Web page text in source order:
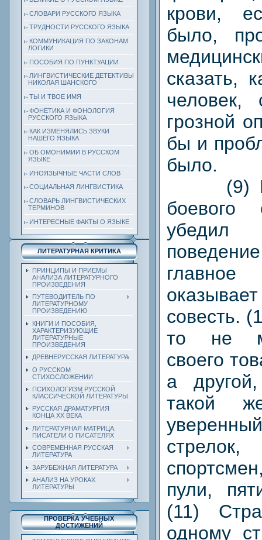
СЛОВАРИ РУССКОГО ЯЗЫКА
ТРУДНОСТИ РУССКОГО ЯЗЫКА
КОММУНИКАЦИЯ ПО ЗАКОНАМ
ЛОГИКИ
ПОСОБИЯ ПО ПУНКТУАЦИИ
ЛИНГВИСТИЧЕСКИЕ ДЕТЕКТИВЫ
НИКОЛАЯ ШАНСКОГО
ТЫ И ТВОЕ ИМЯ
ФОНЕТИКА И ФОНОЛОГИЯ
РУССКОГО ЯЗЫКА
КАК ИЗМЕНЯЛИСЬ ЗВУКИ
НАШЕГО ЯЗЫКА
ОБ ОМОНИМИИ В РУССКОМ
ЯЗЫКЕ
ИНОЯЗЫЧНЫЕ ЧАСТИ СЛОВ
СОЦИАЛЬНАЯ ЛИНГВИСТИКА
СЛОВАРЬ ЛИНГВИСТИЧЕСКИХ
ТЕРМИНОВ
ИНТЕРЕСНЫЕ ФАКТЫ О ЯЗЫКЕ
ЛИТЕРАТУРНАЯ КРИТИКА
ПРИНЦИПЫ И ПРИЕМЫ
АНАЛИЗА ЛИТЕРАТУРНОГО
ПРОИЗВЕДЕНИЯ
ПУТЕВОДИТЕЛЬ ПО
ЛИТЕРАТУРНОМУ
ПРОИЗВЕДЕНИЮ
КНИГИ И ПОСОБИЯ,
ХАРАКТЕРИЗУЮЩИЕ
ЛИТЕРАТУРНЫЕ
ПРОИЗВЕДЕНИЯ
ДРЕВНЕРУССКАЯ ЛИТЕРАТУРА
О РУССКОМ
СТИХОСЛОЖЕНИИ
ПСИХОЛОГИЗМ РУССКОЙ
КЛАССИЧЕСКОЙ ЛИТЕРАТУРЫ
РУССКАЯ ДРАМАТУРГИЯ
КОНЦА ХХ ВЕКА
ЛИТЕРАТУРНАЯ МАТРИЦА.
ПИСАТЕЛИ О ПИСАТЕЛЯХ
СОВРЕМЕННАЯ РУССКАЯ
ЛИТЕРАТУРА
ЗАРУБЕЖНАЯ ЛИТЕРАТУРА
АНАЛИЗ НА УРОКАХ
ЛИТЕРАТУРЫ
ПРОВЕРКА УЧЕБНЫХ
ДОСТИЖЕНИЙ
крови,
было,
сказать,
человек,
грозной
бы и
было.
(9) Но
боевого
совесть.
то не
своего
а
такой
пули,
(11)
одному